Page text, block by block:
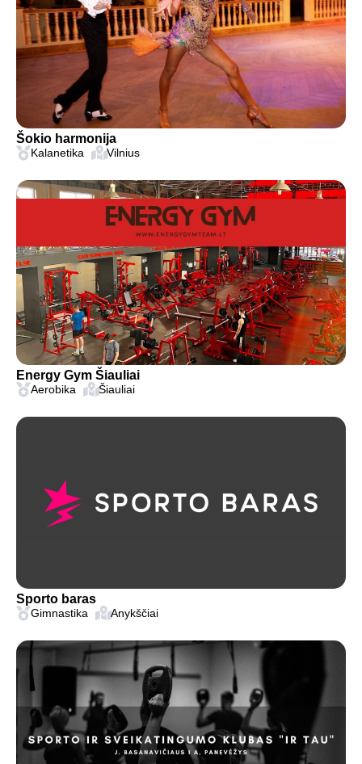
Šokio harmonija
Kalanetika Vilnius
Energy Gym Šiauliai
Aerobika Šiauliai
Sporto baras
Gimnastika Anykščiai